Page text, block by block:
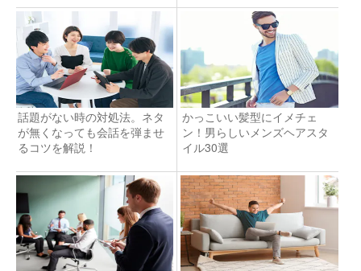
話題がない時の対処法。ネタ
が無くなっても会話を弾ませ
るコツを解説！
かっこいい髪型にイメチェ
ン！男らしいメンズヘアスタ
イル30選